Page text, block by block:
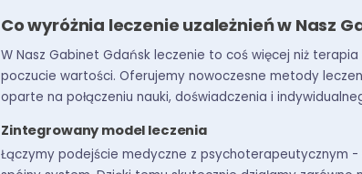
Co wyróżnia leczenie uzależnień w Nasz
W Nasz Gabinet Gdańsk leczenie to coś więcej niż
poczucie wartości. Oferujemy nowoczesne metody
oparte na połączeniu nauki, doświadczenia i
Zintegrowany model leczenia
Łączymy podejście medyczne z psychoterapeutycznym